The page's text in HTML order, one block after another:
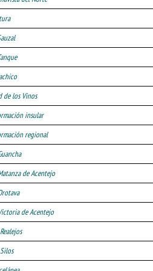
de los Vinos
insular
regional
de Acentejo
de Acentejo